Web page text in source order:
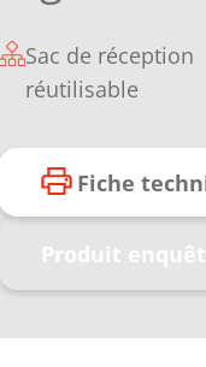
Sac de réception
réutilisable
Fiche
Produit